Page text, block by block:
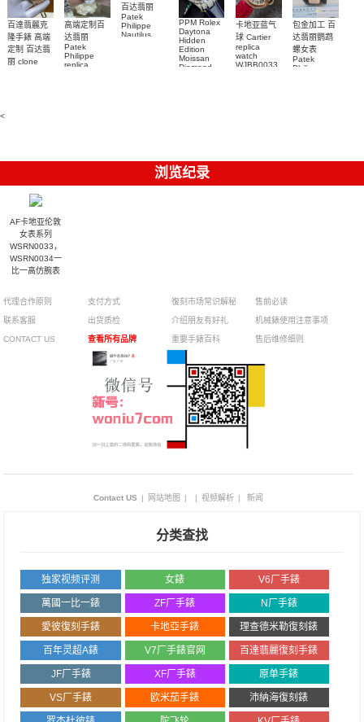
百達翡麗克
隆手錶 高端
定制 百达翡
丽 clone
高端定制百
达翡丽
Patek
Philippe
replica
百达翡丽
Patek
Philippe
Nautilus
PPM Rolex
Daytona
Hidden
Edition
Moissan
Diamond
卡地亚蓝气
球 Cartier
replica
watch
WJBB0033
包金加工 百
达翡丽鹦鹉
螺女表
Patek
Philippe
<
浏览纪录
AF卡地亚伦敦
女表系列
WSRN0033，
WSRN0034一
比一高仿腕表
代理合作原则
联系客服
CONTACT US
支付方式
出货质检
查看所有品牌
復刻市场常识解秘
介绍朋友有好礼
重要手錶百科
售前必读
机械錶使用注意事项
售后维修细则
Contact US | 网站地图 | | 视频解析 | 新闻
分类查找
独家视频评测 女錶 V6厂手錶
萬國一比一錶 ZF厂手錶 N厂手錶
愛彼復刻手錶 卡地亞手錶 理查德米勒復刻錶
百年灵超A錶 V7厂手錶官网 百達翡麗復刻手錶
JF厂手錶 XF厂手錶 原单手錶
VS厂手錶 欧米茄手錶 沛納海復刻錶